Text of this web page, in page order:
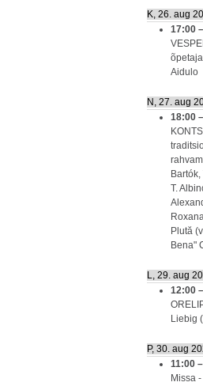
K, 26. aug
17:00 –
Aidulo
N, 27. aug
18:00 –
T.
Plută
Bena"
L, 29. aug
12:00 –
Liebig
P, 30. aug
11:00 –
Missa